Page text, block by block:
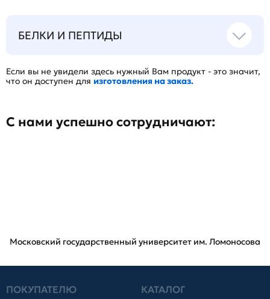
БЕЛКИ И ПЕПТИДЫ
Если вы не увидели здесь нужный Вам продукт - это значит,
что он доступен для изготовления на заказ.
С нами успешно сотрудничают:
Московский государственный университет им. Ломоносова
ПОКУПАТЕЛЮ КАТАЛОГ